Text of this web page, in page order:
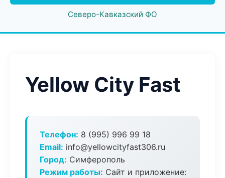
Северо-Кавказский ФО
Yellow City Fast
Телефон: 8 (995) 996 99 18
Email: info@yellowcityfast306.ru
Город: Симферополь
Режим работы: Сайт и приложение: